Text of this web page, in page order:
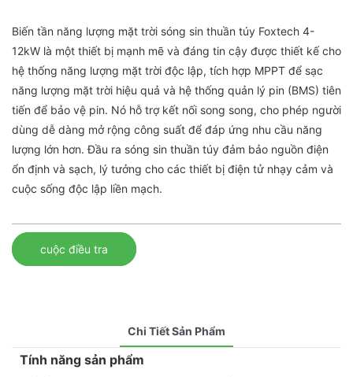
Biến tần năng lượng mặt trời sóng sin thuần túy Foxtech 4-
12kW là một thiết bị mạnh mẽ và đáng tin cậy được thiết kế cho
hệ thống năng lượng mặt trời độc lập, tích hợp MPPT để sạc
năng lượng mặt trời hiệu quả và hệ thống quản lý pin (BMS) tiên
tiến để bảo vệ pin. Nó hỗ trợ kết nối song song, cho phép người
dùng dễ dàng mở rộng công suất để đáp ứng nhu cầu năng
lượng lớn hơn. Đầu ra sóng sin thuần túy đảm bảo nguồn điện
ổn định và sạch, lý tưởng cho các thiết bị điện tử nhạy cảm và
cuộc sống độc lập liền mạch.
cuộc điều tra
Chi Tiết Sản Phẩm
Tính năng sản phẩm